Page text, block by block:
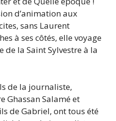
d’animation aux
sans Laurent
à ses côtés, elle voyage
de la Saint Sylvestre à la
de la journaliste,
Ghassan Salamé et
de Gabriel, ont tous été